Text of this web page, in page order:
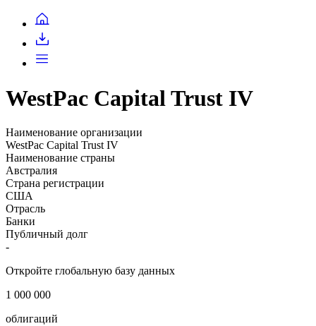
WestPac Capital Trust IV
Наименование организации
WestPac Capital Trust IV
Наименование страны
Австралия
Страна регистрации
США
Отрасль
Банки
Публичный долг
-
Откройте глобальную базу данных
1 000 000
облигаций